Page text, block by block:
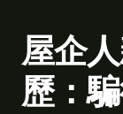
屋企
歷：